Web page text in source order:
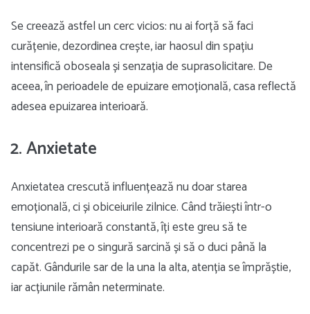
Se creează astfel un cerc vicios: nu ai forță să faci
curățenie, dezordinea crește, iar haosul din spațiu
intensifică oboseala și senzația de suprasolicitare. De
aceea, în perioadele de epuizare emoțională, casa reflectă
adesea epuizarea interioară.
2. Anxietate
Anxietatea crescută influențează nu doar starea
emoțională, ci și obiceiurile zilnice. Când trăiești într-o
tensiune interioară constantă, îți este greu să te
concentrezi pe o singură sarcină și să o duci până la
capăt. Gândurile sar de la una la alta, atenția se împrăștie,
iar acțiunile rămân neterminate.